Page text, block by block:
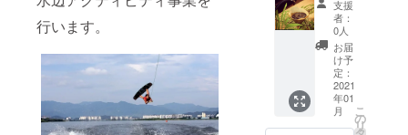
行います。
キャン
セルさ
れる場
合は、
返金で
きませ
んので
ご了承
くださ
送料込
み・税
込み価
格で
す。 *受
け取り
は、郵
送もし
くは店
す。 ≪
商品内
容≫ ◆
真鍮の
マド
ラー×1
＜協力
ている
Studio
Cloud様
より出
品をい
ただき
まし
た。 一
つ一つ
コー
ヒー
セッ
ト】 銅
板でで
きた
コー
ヒード
リッ
支援
者：
0人
お届
け予
定：
2021
年01
月
こ
の
リ